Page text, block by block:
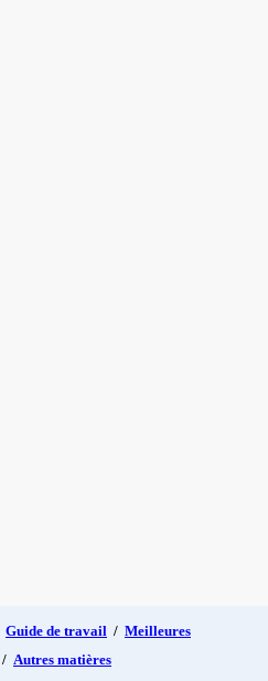
Guide de travail / Meilleures
/ Autres matières